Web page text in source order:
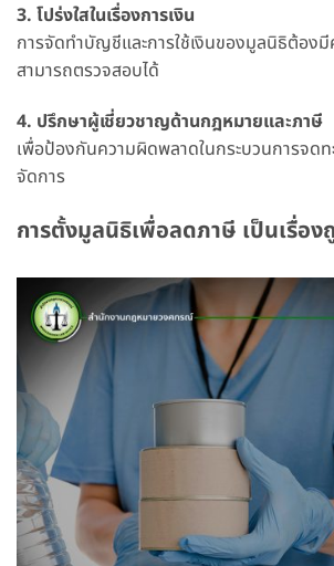
3. โปร่งใสในเรื่องการเงิน
การจัดทำบัญชีและการใช้เงินของมูลนิธิต้องมี
สามารถตรวจสอบได้
4. ปรึกษาผู้เชี่ยวชาญด้านกฎหมายและภาษี
เพื่อป้องกันความผิดพลาดในกระบวนการจดท
จัดการ
การตั้งมูลนิธิเพื่อลดภาษี เป็นเรื่อง